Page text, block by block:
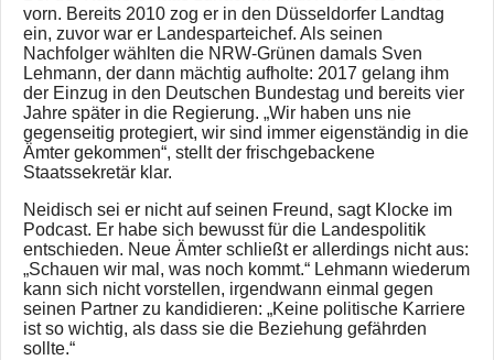
vorn. Bereits 2010 zog er in den Düsseldorfer Landtag
ein, zuvor war er Landesparteichef. Als seinen
Nachfolger wählten die NRW-Grünen damals Sven
Lehmann, der dann mächtig aufholte: 2017 gelang ihm
der Einzug in den Deutschen Bundestag und bereits vier
Jahre später in die Regierung. „Wir haben uns nie
gegenseitig protegiert, wir sind immer eigenständig in die
Ämter gekommen“, stellt der frischgebackene
Staatssekretär klar.
Neidisch sei er nicht auf seinen Freund, sagt Klocke im
Podcast. Er habe sich bewusst für die Landespolitik
entschieden. Neue Ämter schließt er allerdings nicht aus:
„Schauen wir mal, was noch kommt.“ Lehmann wiederum
kann sich nicht vorstellen, irgendwann einmal gegen
seinen Partner zu kandidieren: „Keine politische Karriere
ist so wichtig, als dass sie die Beziehung gefährden
sollte.“